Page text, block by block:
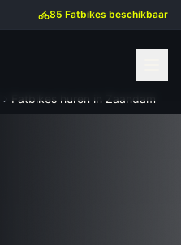
85 Fatbikes beschikbaar
Fatbikes huren in Zaandam